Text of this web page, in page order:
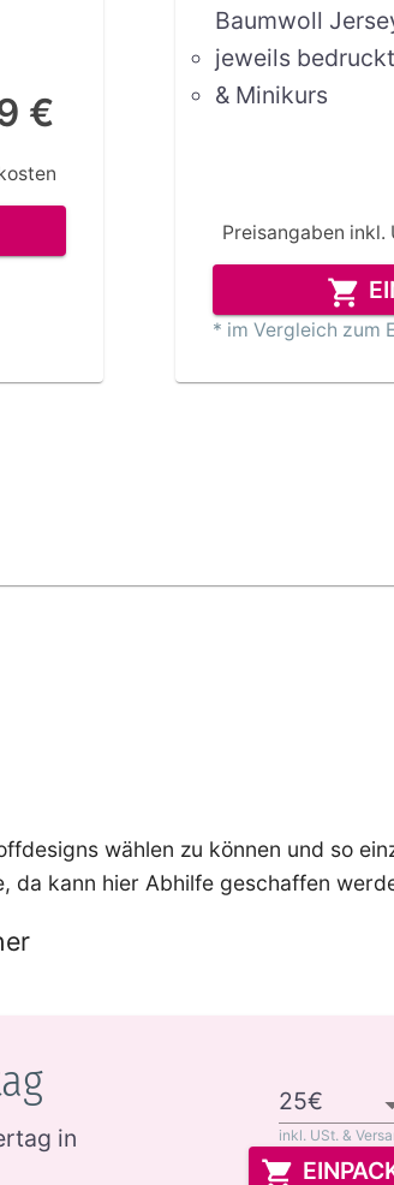
€
Baumwoll
jeweils
& Minikurs
Preisangaben inkl.
* im Vergleich zum
wählen zu können und so
da kann hier Abhilfe geschaffen
in
inkl. USt. &